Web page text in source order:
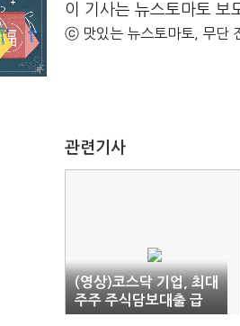
이 기사는 뉴스토마토 보
ⓒ 맛있는 뉴스토마토, 무단
관련기사
(영상)코스닥 기업, 최대
주주 주식담보대출 급
증…반대매매 주의보